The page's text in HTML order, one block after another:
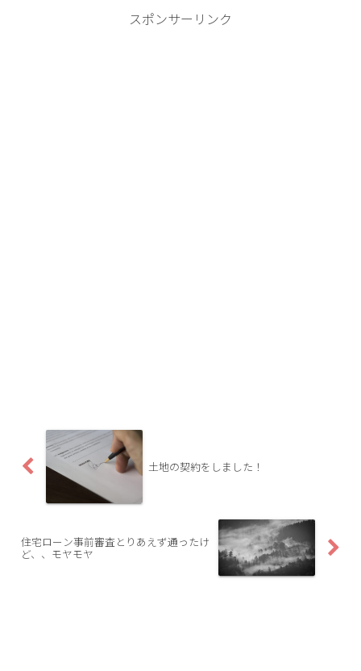
スポンサーリンク
土地の契約をしました！
住宅ローン事前審査とりあえず通ったけ
ど、、モヤモヤ